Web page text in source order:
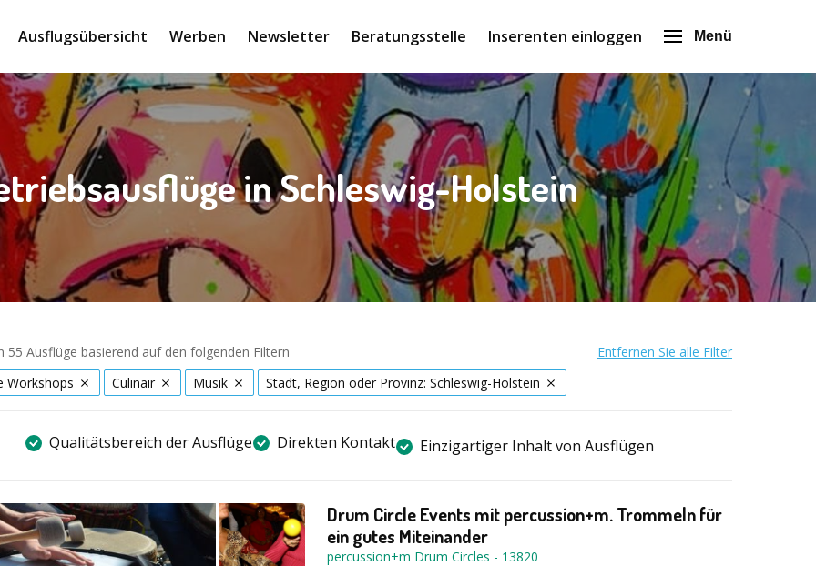
Ausflugsübersicht Werben Newsletter Beratungsstelle Inserenten einloggen Menü
in Schleswig-Holstein
55 Ausflüge basierend auf den folgenden Filtern
Entfernen Sie alle Filter
Workshops
Culinair Musik Stadt, Region oder Provinz: Schleswig-Holstein
Qualitätsbereich der Ausflüge Direkten Kontakt Einzigartiger Inhalt von Ausflügen
Drum Circle Events mit percussion+m. Trommeln für
ein gutes Miteinander
percussion+m Drum Circles - 13820